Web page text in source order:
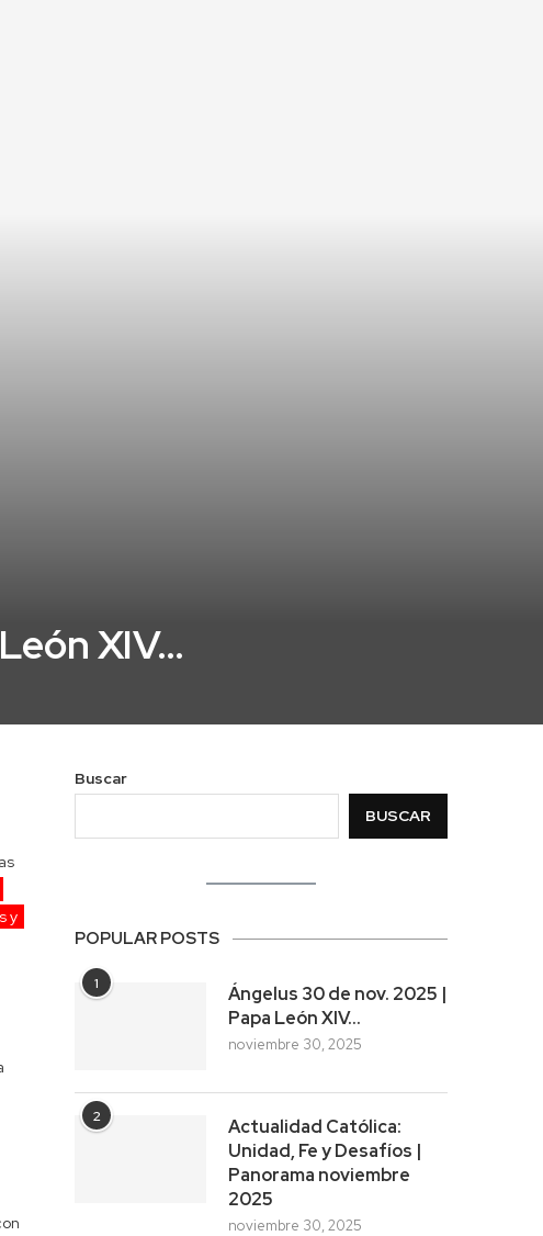
XIV…
y
Buscar
BUSCAR
POPULAR POSTS
1
Ángelus 30 de nov. 2025 |
Papa León XIV…
noviembre 30, 2025
2
Actualidad Católica:
Unidad, Fe y Desafíos |
Panorama noviembre
2025
noviembre 30, 2025